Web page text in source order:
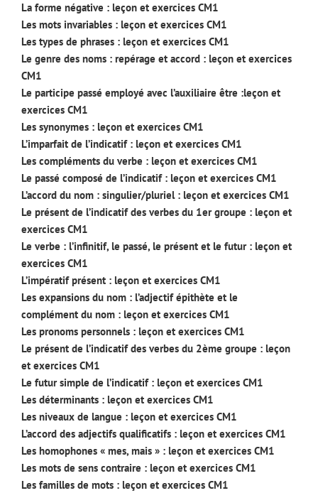
La forme négative : leçon et exercices CM1
Les mots invariables : leçon et exercices CM1
Les types de phrases : leçon et exercices CM1
Le genre des noms : repérage et accord : leçon et exercices
CM1
Le participe passé employé avec l’auxiliaire être :leçon et
exercices CM1
Les synonymes : leçon et exercices CM1
L’imparfait de l’indicatif : leçon et exercices CM1
Les compléments du verbe : leçon et exercices CM1
Le passé composé de l’indicatif : leçon et exercices CM1
L’accord du nom : singulier/pluriel : leçon et exercices CM1
Le présent de l’indicatif des verbes du 1er groupe : leçon et
exercices CM1
Le verbe : l’infinitif, le passé, le présent et le futur : leçon et
exercices CM1
L’impératif présent : leçon et exercices CM1
Les expansions du nom : l’adjectif épithète et le
complément du nom : leçon et exercices CM1
Les pronoms personnels : leçon et exercices CM1
Le présent de l’indicatif des verbes du 2ème groupe : leçon
et exercices CM1
Le futur simple de l’indicatif : leçon et exercices CM1
Les déterminants : leçon et exercices CM1
Les niveaux de langue : leçon et exercices CM1
L’accord des adjectifs qualificatifs : leçon et exercices CM1
Les homophones « mes, mais » : leçon et exercices CM1
Les mots de sens contraire : leçon et exercices CM1
Les familles de mots : leçon et exercices CM1